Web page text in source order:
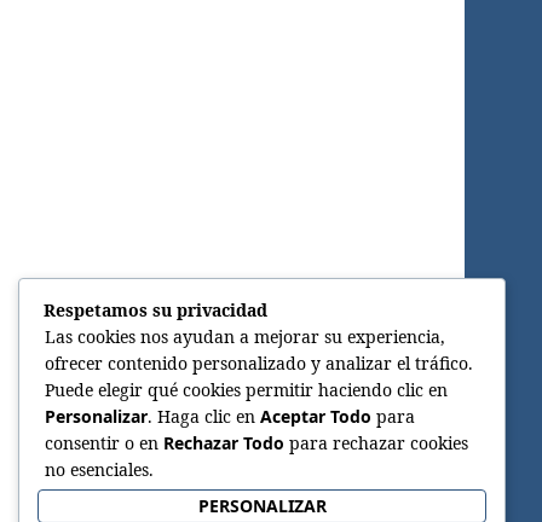
Respetamos su privacidad
Las cookies nos ayudan a mejorar su experiencia,
ofrecer contenido personalizado y analizar el tráfico.
Puede elegir qué cookies permitir haciendo clic en
Personalizar. Haga clic en Aceptar Todo para
consentir o en Rechazar Todo para rechazar cookies
no esenciales.
PERSONALIZAR